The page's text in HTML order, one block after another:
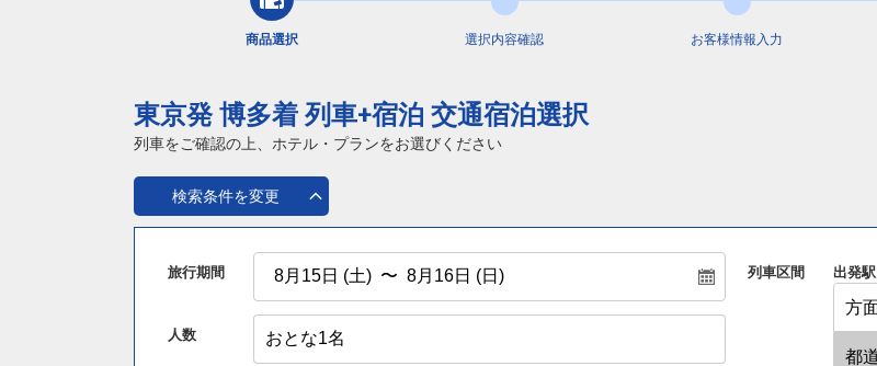
商品選択 選択内容確認 お客様情報 入力
東京発 博多着 列車+宿泊 交通宿泊選択
列車をご確認の上、ホテル・プランをお選びください
検索条件を変更
旅行期間
人数
列車区間 出発駅